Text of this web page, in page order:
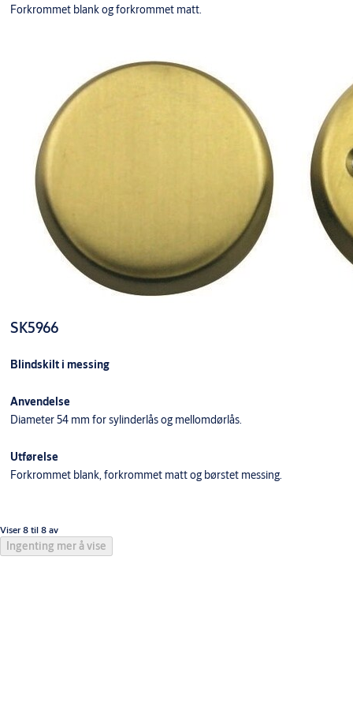
Forkrommet blank og forkrommet matt.
SK5966
Blindskilt i messing
Anvendelse
Diameter 54 mm for sylinderlås og mellomdørlås.
Utførelse
Forkrommet blank, forkrommet matt og børstet messing.
Viser 8 til 8 av
Ingenting mer å vise